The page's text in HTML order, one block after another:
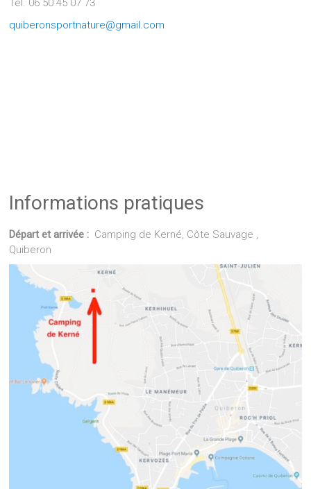
Tél. 06 50 45 07 73
quiberonsportnature@gmail.com
Informations pratiques
Départ et arrivée : Camping de Kerné, Côte Sauvage ,
Quiberon